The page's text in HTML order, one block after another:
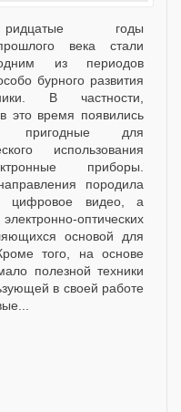
века стали
из периодов
бурного развития
В частности,
это время появились
пригодные для
использования
приборы.
породила
цифровое видео, а
оптических
основой для
того, на основе
полезной техники
в своей работе